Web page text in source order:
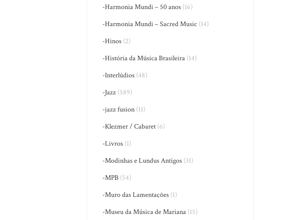
-Harmonia Mundi – 50 anos (16)
-Harmonia Mundi – Sacred Music (14)
-Hinos (2)
-História da Música Brasileira (14)
-Interlúdios (48)
-Jazz (589)
-jazz fusion (11)
-Klezmer / Cabaret (6)
-Livros (1)
-Modinhas e Lundus Antigos (31)
-MPB (54)
-Muro das Lamentações (1)
-Museu da Música de Mariana (15)